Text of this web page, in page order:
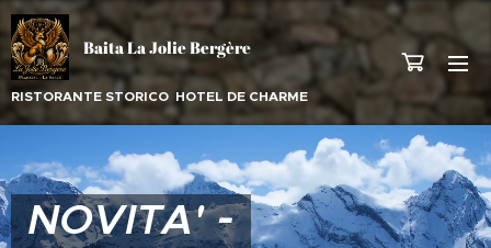
Baita La Jolie Bergère
RISTORANTE STORICO HOTEL DE CHARME
NOVITA'-